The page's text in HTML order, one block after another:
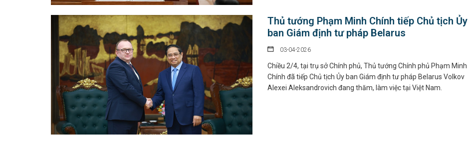
Thủ tướng Phạm Minh Chính tiếp Chủ tịch Ủy
ban Giám định tư pháp Belarus
03-04-2026
Chiều 2/4, tại trụ sở Chính phủ, Thủ tướng Chính phủ Phạm Minh
Chính đã tiếp Chủ tịch Ủy ban Giám định tư pháp Belarus Volkov
Alexei Aleksandrovich đang thăm, làm việc tại Việt Nam.